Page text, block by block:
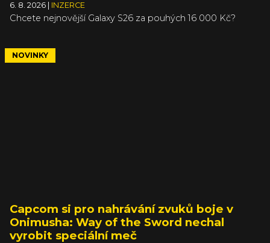
6. 8. 2026 | INZERCE
Chcete nejnovější Galaxy S26 za pouhých 16 000 Kč?
NOVINKY
Capcom si pro nahrávání zvuků boje v
Onimusha: Way of the Sword nechal
vyrobit speciální meč